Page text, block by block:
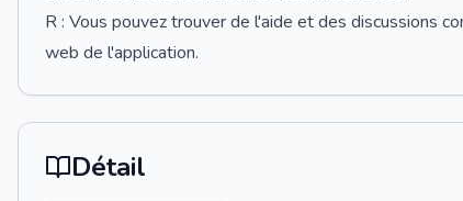
R : Vous pouvez trouver de l'aide et des discussions
web de l'application.
Détail